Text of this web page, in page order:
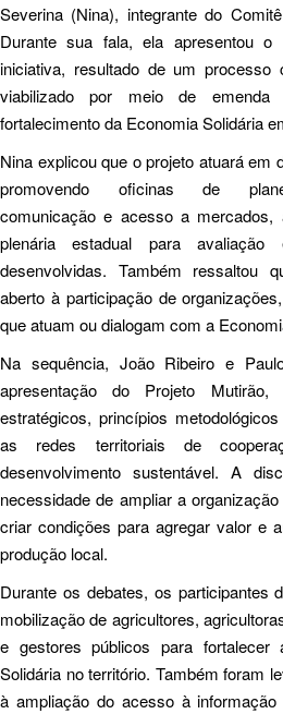
Severina (Nina), integrante do
Durante sua fala, ela apresentou
iniciativa, resultado de um
viabilizado por meio de emenda
fortalecimento da Economia Solidária
Nina explicou que o projeto atuará em
promovendo oficinas de
comunicação e acesso a
plenária estadual para
desenvolvidas. Também ressaltou
aberto à participação de
que atuam ou dialogam com a
Na sequência, João Ribeiro e
apresentação do Projeto Mutirão,
estratégicos, princípios
as redes territoriais de
desenvolvimento sustentável. A
necessidade de ampliar a
criar condições para agregar valor e
produção local.
Durante os debates, os participantes
mobilização de agricultores,
e gestores públicos para fortalecer
Solidária no território. Também foram
à ampliação do acesso à